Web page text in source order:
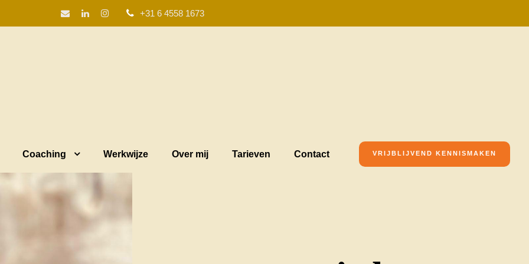
+31 6 4558 1673
Coaching Werkwijze Over mij Tarieven Contact VRIJBLIJVEND KENNISMAKEN